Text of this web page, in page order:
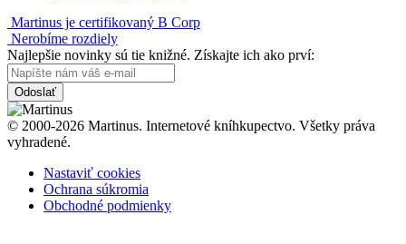
Martinus je certifikovaný B Corp
Nerobíme rozdiely
Najlepšie novinky sú tie knižné. Získajte ich ako prví:
Odoslať
© 2000-2026 Martinus. Internetové kníhkupectvo. Všetky práva
vyhradené.
Nastaviť cookies
Ochrana súkromia
Obchodné podmienky